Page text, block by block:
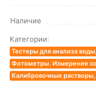
Наличие
Категории:
Тестеры для анализа
Фотометры. Измерение
Калибровочные